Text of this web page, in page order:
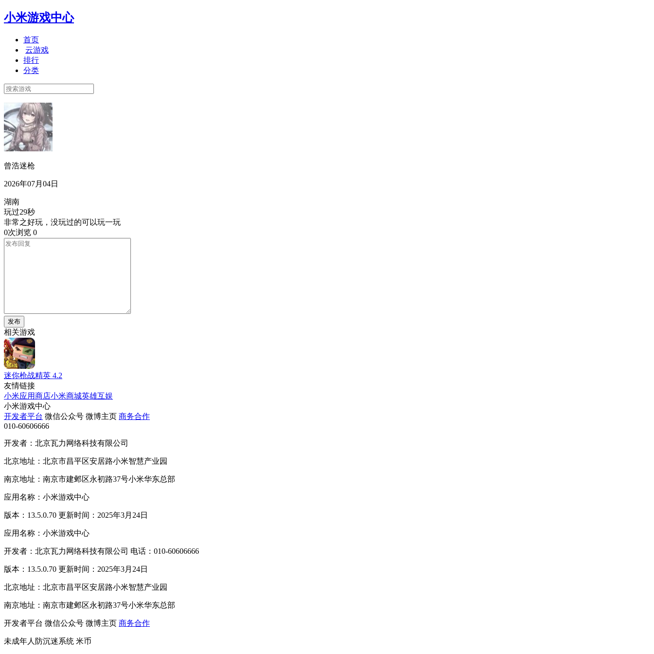
小米游戏中心
首页
云游戏
排行
分类
曾浩迷枪
2026年07月04日
湖南
玩过29秒
非常之好玩，没玩过的可以玩一玩
0次浏览 0
发布
相关游戏
迷你枪战精英 4.2
友情链接
小米应用商店小米商城英雄互娱
小米游戏中心
开发者平台 微信公众号 微博主页 商务合作
010-60606666
开发者：北京瓦力网络科技有限公司
北京地址：北京市昌平区安居路小米智慧产业园
南京地址：南京市建邺区永初路37号小米华东总部
应用名称：小米游戏中心
版本：13.5.0.70 更新时间：2025年3月24日
应用名称：小米游戏中心
开发者：北京瓦力网络科技有限公司 电话：010-60606666
版本：13.5.0.70 更新时间：2025年3月24日
北京地址：北京市昌平区安居路小米智慧产业园
南京地址：南京市建邺区永初路37号小米华东总部
开发者平台 微信公众号 微博主页 商务合作
未成年人防沉迷系统 米币